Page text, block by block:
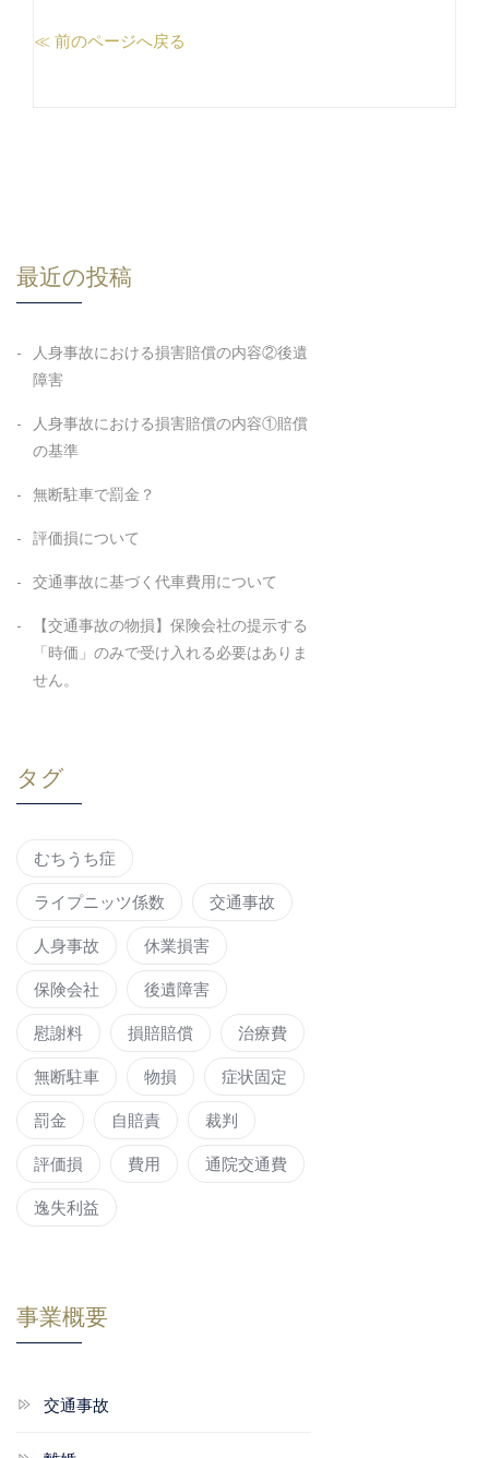
≪ 前のページへ戻る
最近の投稿
人身事故における損害賠償の内容②後遺
障害
人身事故における損害賠償の内容①賠償
の基準
無断駐車で罰金？
評価損について
交通事故に基づく代車費用について
【交通事故の物損】保険会社の提示する
「時価」のみで受け入れる必要はありま
せん。
タグ
むちうち症
ライプニッツ係数
交通事故
人身事故
休業損害
保険会社
後遺障害
慰謝料
損賠賠償
治療費
無断駐車
物損
症状固定
罰金
自賠責
裁判
評価損
費用
通院交通費
逸失利益
事業概要
交通事故